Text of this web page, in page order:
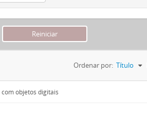
Ordenar por: Título
objetos digitais